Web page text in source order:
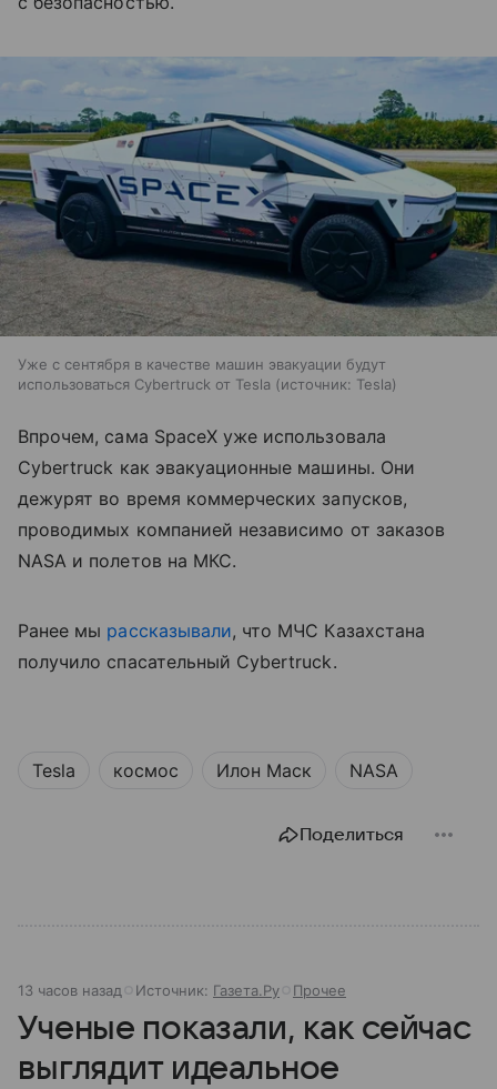
Уже с сентября в качестве машин эвакуации будут
использоваться Cybertruck от Tesla
источник: Tesla
Впрочем, сама SpaceX уже использовала
Cybertruck как эвакуационные машины. Они
дежурят во время коммерческих запусков,
проводимых компанией независимо от заказов
NASA и полетов на МКС.
Ранее мы рассказывали, что МЧС Казахстана
получило спасательный Cybertruck.
Tesla космос Илон Маск NASA
Поделиться
13 часов назад Источник: Газета.Ру Прочее
Ученые показали, как сейчас
выглядит идеальное